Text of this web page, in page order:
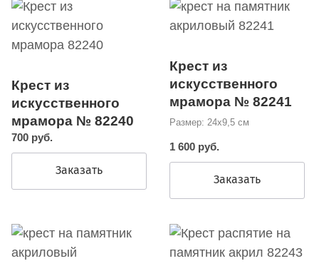
Крест из
искусственного
мрамора № 82240
700 руб.
Заказать
Крест из
искусственного
мрамора № 82241
Размер: 24х9,5 см
1 600 руб.
Заказать